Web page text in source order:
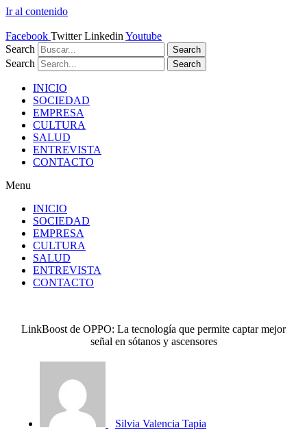
Ir al contenido
Facebook Twitter Linkedin Youtube
Search
Search
Search Search
INICIO
SOCIEDAD
EMPRESA
CULTURA
SALUD
ENTREVISTA
CONTACTO
Menu
INICIO
SOCIEDAD
EMPRESA
CULTURA
SALUD
ENTREVISTA
CONTACTO
LinkBoost de OPPO: La tecnología que permite captar mejor
señal en sótanos y ascensores
Silvia Valencia Tapia